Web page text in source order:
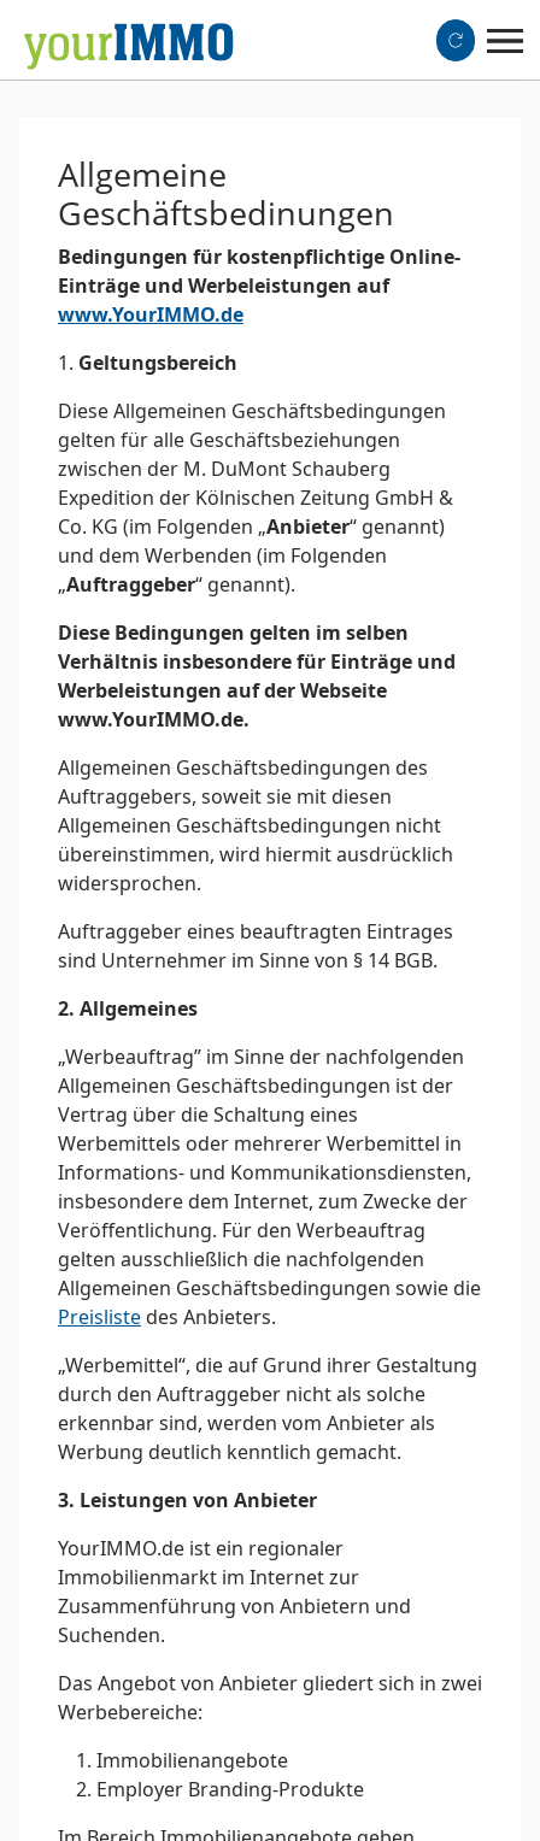
Allgemeine
Geschäftsbedinungen
Bedingungen für kostenpflichtige Online-
Einträge und Werbeleistungen auf
www.YourIMMO.de
1. Geltungsbereich
Diese Allgemeinen Geschäftsbedingungen
gelten für alle Geschäftsbeziehungen
zwischen der M. DuMont Schauberg
Expedition der Kölnischen Zeitung GmbH &
Co. KG (im Folgenden „Anbieter“ genannt)
und dem Werbenden (im Folgenden
„Auftraggeber“ genannt).
Diese Bedingungen gelten im selben
Verhältnis insbesondere für Einträge und
Werbeleistungen auf der Webseite
www.YourIMMO.de.
Allgemeinen Geschäftsbedingungen des
Auftraggebers, soweit sie mit diesen
Allgemeinen Geschäftsbedingungen nicht
übereinstimmen, wird hiermit ausdrücklich
widersprochen.
Auftraggeber eines beauftragten Eintrages
sind Unternehmer im Sinne von § 14 BGB.
2. Allgemeines
„Werbeauftrag” im Sinne der nachfolgenden
Allgemeinen Geschäftsbedingungen ist der
Vertrag über die Schaltung eines
Werbemittels oder mehrerer Werbemittel in
Informations- und Kommunikationsdiensten,
insbesondere dem Internet, zum Zwecke der
Veröffentlichung. Für den Werbeauftrag
gelten ausschließlich die nachfolgenden
Allgemeinen Geschäftsbedingungen sowie die
Preislistedes Anbieters.
„Werbemittel“, die auf Grund ihrer Gestaltung
durch den Auftraggeber nicht als solche
erkennbar sind, werden vom Anbieter als
Werbung deutlich kenntlich gemacht.
3. Leistungen von Anbieter
YourIMMO.de ist ein regionaler
Immobilienmarkt im Internet zur
Zusammenführung von Anbietern und
Suchenden.
Das Angebot von Anbieter gliedert sich in zwei
Werbebereiche:
Immobilienangebote
Employer Branding-Produkte